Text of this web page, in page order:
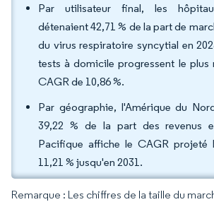
Par utilisateur final, les
détenaient 42,71 % de la part de
du virus respiratoire syncytial en
tests à domicile progressent le plus
CAGR de 10,86 %.
Par géographie, l'Amérique du
39,22 % de la part des revenus
Pacifique affiche le CAGR projeté
11,21 % jusqu'en 2031.
Remarque : Les chiffres de la taille du